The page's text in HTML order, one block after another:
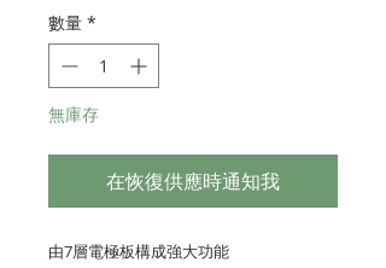
數量 *
無庫存
在恢復供應時通知我
由7層電極板構成強大功能